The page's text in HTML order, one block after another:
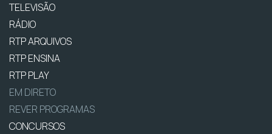
TELEVISÃO
RÁDIO
RTP ARQUIVOS
RTP ENSINA
RTP PLAY
EM DIRETO
REVER PROGRAMAS
CONCURSOS